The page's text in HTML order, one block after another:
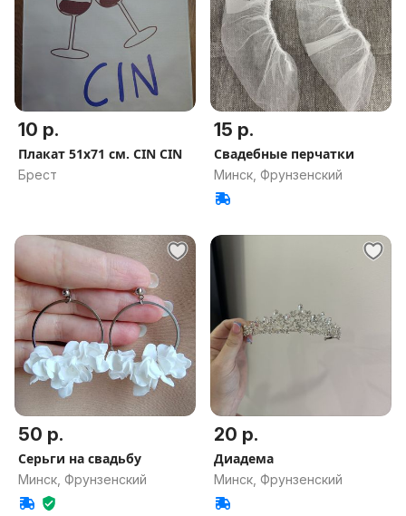
10 р.
Плакат 51х71 см. CIN CIN
Брест
15 р.
Свадебные перчатки
Минск, Фрунзенский
50 р.
Серьги на свадьбу
Минск, Фрунзенский
20 р.
Диадема
Минск, Фрунзенский